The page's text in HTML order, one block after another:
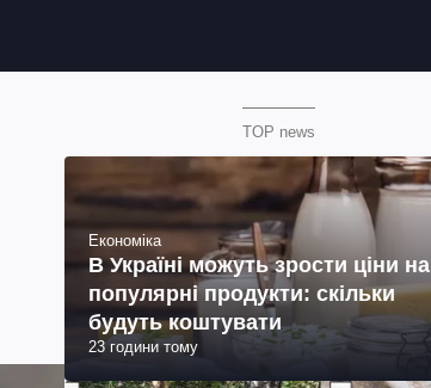
TOP news
Економіка
В Україні можуть зрости ціни на
популярні продукти: скільки
будуть коштувати
23 години тому